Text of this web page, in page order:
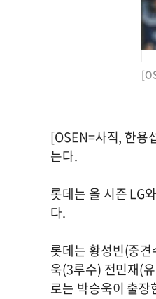
[OSEN=사직, 한용
는다.
롯데는 올 시즌 LG
다.
롯데는 황성빈(중
욱(3루수) 전민재(
로는 박승욱이 출장